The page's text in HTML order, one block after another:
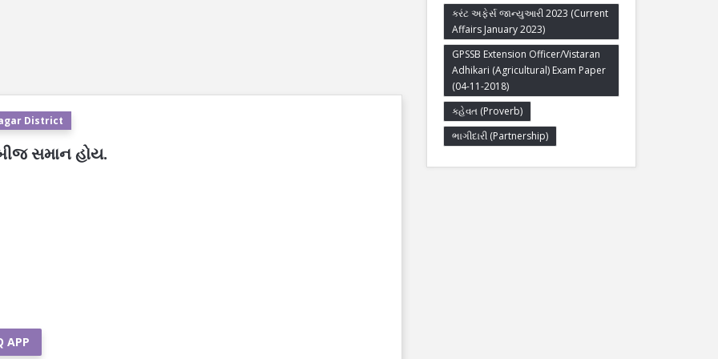
District
સમાન હોય.
APP
કરંટ અફેર્સ જાન્યુઆરી 2023 (Current
Affairs January 2023)
GPSSB Extension Officer/Vistaran
Adhikari (Agricultural) Exam Paper
(04-11-2018)
કહેવત (Proverb)
ભાગીદારી (Partnership)